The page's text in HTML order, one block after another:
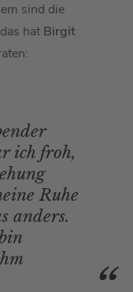
sind die
hat Birgit
ich froh,
Ruhe
anders.